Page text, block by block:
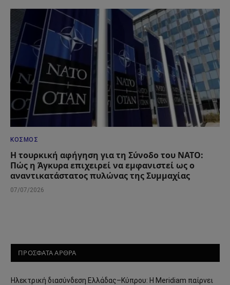
ΚΌΣΜΟΣ
Η τουρκική αφήγηση για τη Σύνοδο του ΝΑΤΟ:
Πώς η Άγκυρα επιχειρεί να εμφανιστεί ως ο
αναντικατάστατος πυλώνας της Συμμαχίας
07/07/2026
ΠΡΟΣΦΑΤΑ ΑΡΘΡΑ
Ηλεκτρική διασύνδεση Ελλάδας–Κύπρου: Η Meridiam παίρνει